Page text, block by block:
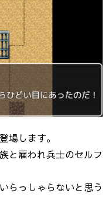
場します。
と雇われ兵士のセルフ
らっしゃらないと思う